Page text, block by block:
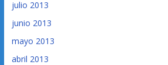
julio 2013
junio 2013
mayo 2013
abril 2013